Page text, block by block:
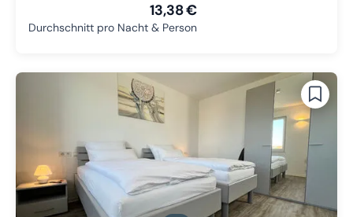
13,38 €
Durchschnitt pro Nacht & Person